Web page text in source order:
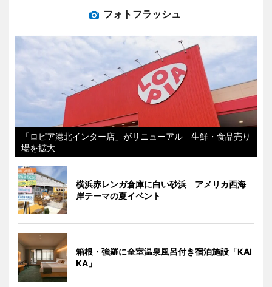
フォトフラッシュ
「ロピア港北インター店」がリニューアル 生鮮・食品売り
場を拡大
横浜赤レンガ倉庫に白い砂浜 アメリカ西海
岸テーマの夏イベント
箱根・強羅に全室温泉風呂付き宿泊施設「KAI
KA」